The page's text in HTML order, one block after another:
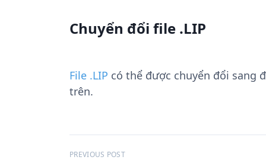
Chuyển đổi file .LIP
File .LIP có thể được chuyển đổi sang
trên.
Đ
PREVIOUS POST